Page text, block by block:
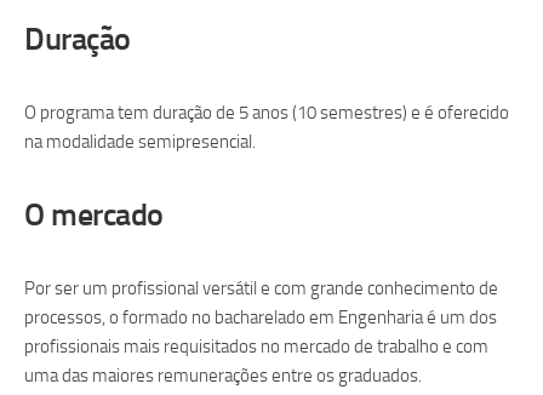
Duração
O programa tem duração de 5 anos (10 semestres) e é oferecido
na modalidade semipresencial.
O mercado
Por ser um profissional versátil e com grande conhecimento de
processos, o formado no bacharelado em Engenharia é um dos
profissionais mais requisitados no mercado de trabalho e com
uma das maiores remunerações entre os graduados.